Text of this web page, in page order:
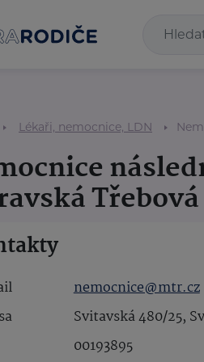
Lékaři, nemocnice, LDN
Třebová
nemocnice@mtr.cz
Svitavská 480/25,
00193895